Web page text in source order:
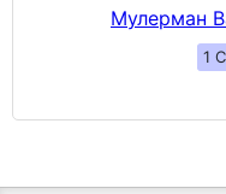
Мулерман
1